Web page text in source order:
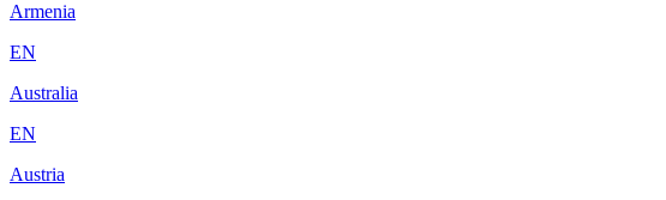
Armenia
EN
Australia
EN
Austria